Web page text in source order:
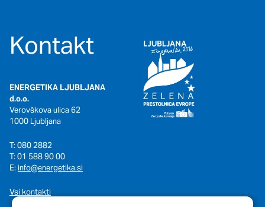
Kontakt
ENERGETIKA LJUBLJANA
d.o.o.
Verovškova ulica 62
1000 Ljubljana
T: 080 2882
T: 01 588 90 00
E:info@energetika.si
Vsi kontakti